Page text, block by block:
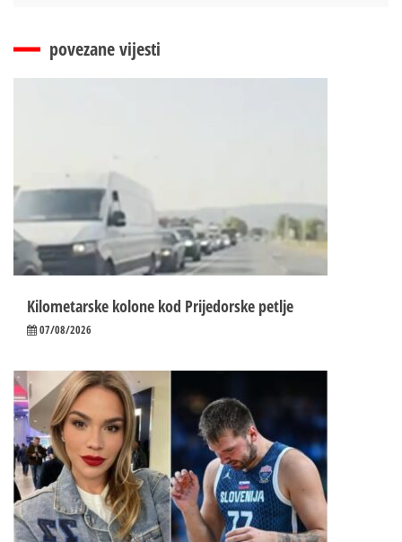
povezane vijesti
Kilometarske kolone kod Prijedorske petlje
07/08/2026